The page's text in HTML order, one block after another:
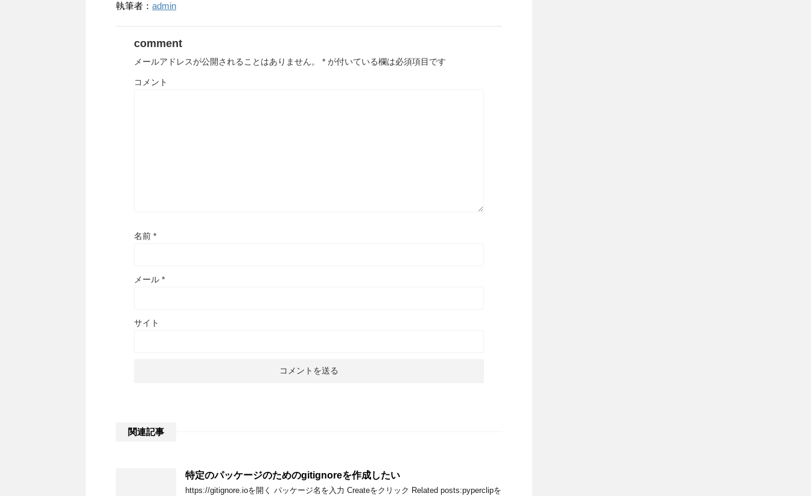
執筆者： admin
comment
メールアドレスが公開されることはありません。 * が付いている欄は必須項目です
コメント
名前 *
メール *
サイト
関連記事
特定のパッケージのためのgitignoreを作成したい
https://gitignore.ioを開く パッケージ名を入力 Createをクリック Related posts:pyperclipを